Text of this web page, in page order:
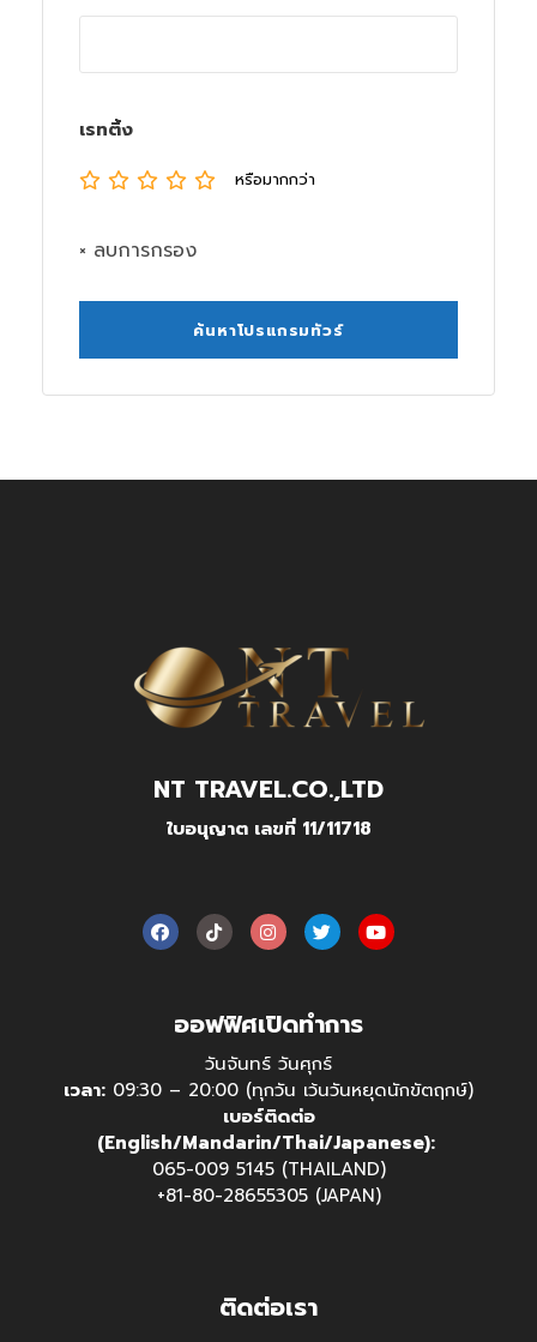
เรทติ้ง
หรือมากกว่า
× ลบการกรอง
NT TRAVEL.CO.,LTD
ใบอนุญาต เลขที่ 11/11718
ออฟฟิศเปิดทำการ
วันจันทร์ วันศุกร์
เวลา: 09:30 – 20:00 (ทุกวัน เว้นวันหยุดนักขัตฤกษ์)
เบอร์ติดต่อ
(English/Mandarin/Thai/Japanese):
065-009 5145 (THAILAND)
+81-80-28655305 (JAPAN)
ติดต่อเรา